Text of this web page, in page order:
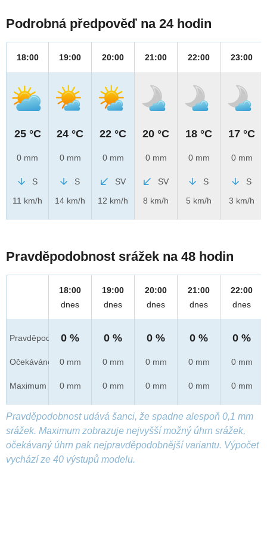
Podrobná předpověď na 24 hodin
18:00
25 °C
0 mm
S
11 km/h
19:00
24 °C
0 mm
S
14 km/h
20:00
22 °C
0 mm
SV
12 km/h
21:00
20 °C
0 mm
SV
8 km/h
22:00
18 °C
0 mm
S
5 km/h
23:00
17 °C
0 mm
S
3 km/h
Pravděpodobnost srážek na 48 hodin
Pravděpod.
Očekáváno
Maximum
18:00
dnes
0 %
0 mm
0 mm
19:00
dnes
0 %
0 mm
0 mm
20:00
dnes
0 %
0 mm
0 mm
21:00
dnes
0 %
0 mm
0 mm
22:00
dnes
0 %
0 mm
0 mm
Pravděpodobnost udává šanci, že spadne alespoň 0,1 mm
srážek. Maximum zobrazuje nejvyšší možný úhrn srážek,
očekávaný úhrn pak nejpravděpodobnější variantu. Výpočet
vychází ze 40 výstupů modelu.